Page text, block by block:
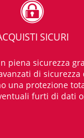
SICURI
piena sicurezza
di sicurezza
una protezione
furti di dati